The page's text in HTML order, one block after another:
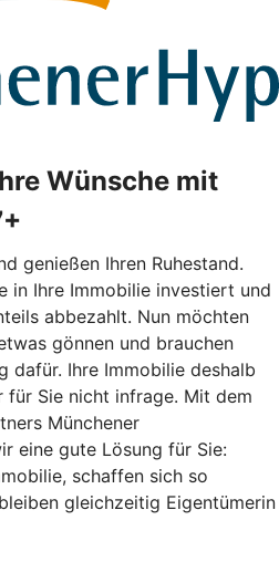
Wünsche mit
genießen Ihren Ruhestand.
in Ihre Immobilie investiert und
abbezahlt. Nun möchten
gönnen und brauchen
dafür. Ihre Immobilie deshalb
für Sie nicht infrage. Mit dem
Münchener
eine gute Lösung für Sie:
schaffen sich so
gleichzeitig Eigentümerin